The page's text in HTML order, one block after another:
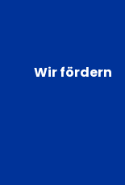
Wir fördern